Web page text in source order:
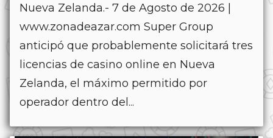
Nueva Zelanda.- 7 de Agosto de 2026 |
www.zonadeazar.com Super Group
anticipó que probablemente solicitará tres
licencias de casino online en Nueva
Zelanda, el máximo permitido por
operador dentro del...